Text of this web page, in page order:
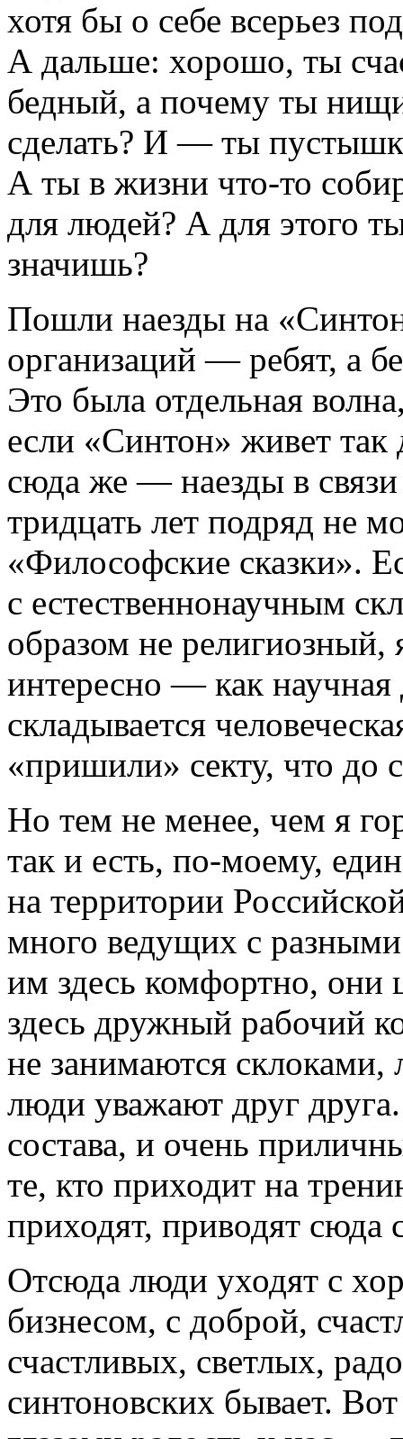
хотя бы о себе всерьез
А дальше: хорошо, ты
бедный, а почему ты
сделать? И — ты
А ты в жизни что-то
для людей? А для этого
значишь?
Пошли наезды на
организаций — ребят, а
Это была отдельная
если «Синтон» живет
сюда же — наезды в
тридцать лет подряд не
«Философские сказки».
с естественнонаучным
образом не
интересно — как научная
складывается
«пришили» секту, что до
Но тем не менее, чем я
так и есть, по-моему,
на территории
много ведущих с
им здесь комфортно, они
здесь дружный рабочий
не занимаются склоками,
люди уважают друг друга.
состава, и очень
те, кто приходит на
приходят, приводят сюда
Отсюда люди уходят с
бизнесом, с доброй,
счастливых, светлых,
синтоновских бывает.